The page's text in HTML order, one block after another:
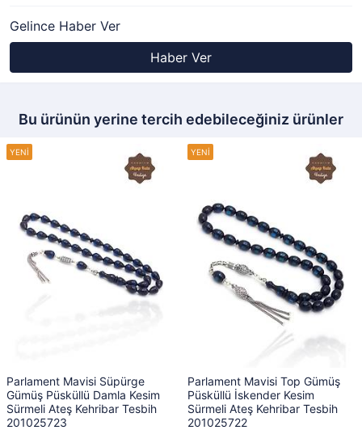
Gelince Haber Ver
Haber Ver
Bu ürünün yerine tercih edebileceğiniz ürünler
Parlament Mavisi Süpürge
Gümüş Püsküllü Damla Kesim
Sürmeli Ateş Kehribar Tesbih
201025723
Parlament Mavisi Top Gümüş
Püsküllü İskender Kesim
Sürmeli Ateş Kehribar Tesbih
201025722